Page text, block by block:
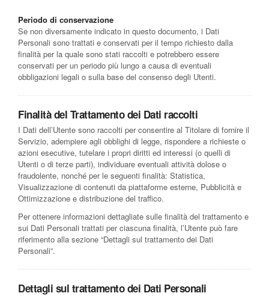
Periodo di conservazione
Se non diversamente indicato in questo documento, i Dati
Personali sono trattati e conservati per il tempo richiesto dalla
finalità per la quale sono stati raccolti e potrebbero essere
conservati per un periodo più lungo a causa di eventuali
obbligazioni legali o sulla base del consenso degli Utenti.
Finalità del Trattamento dei Dati raccolti
I Dati dell’Utente sono raccolti per consentire al Titolare di fornire il
Servizio, adempiere agli obblighi di legge, rispondere a richieste o
azioni esecutive, tutelare i propri diritti ed interessi (o quelli di
Utenti o di terze parti), individuare eventuali attività dolose o
fraudolente, nonché per le seguenti finalità: Statistica,
Visualizzazione di contenuti da piattaforme esterne, Pubblicità e
Ottimizzazione e distribuzione del traffico.
Per ottenere informazioni dettagliate sulle finalità del trattamento e
sui Dati Personali trattati per ciascuna finalità, l’Utente può fare
riferimento alla sezione “Dettagli sul trattamento dei Dati
Personali”.
Dettagli sul trattamento dei Dati Personali